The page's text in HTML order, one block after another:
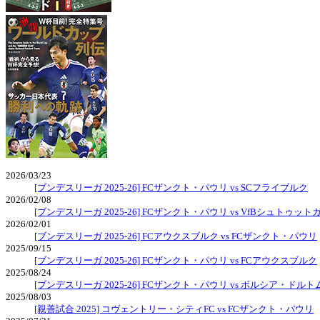
2026/03/23
[ブンデスリーガ 2025-26] FCザンクト・パウリ vs SCフライブルク
2026/02/08
[ブンデスリーガ 2025-26] FCザンクト・パウリ vs VfBシュトゥット
2026/02/01
[ブンデスリーガ 2025-26] FCアウクスブルク vs FCザンクト・パウリ
2025/09/15
[ブンデスリーガ 2025-26] FCザンクト・パウリ vs FCアウクスブルク
2025/08/24
[ブンデスリーガ 2025-26] FCザンクト・パウリ vs ボルシア・ドルト
2025/08/03
[親善試合 2025] コヴェントリー・シティFC vs FCザンクト・パウリ